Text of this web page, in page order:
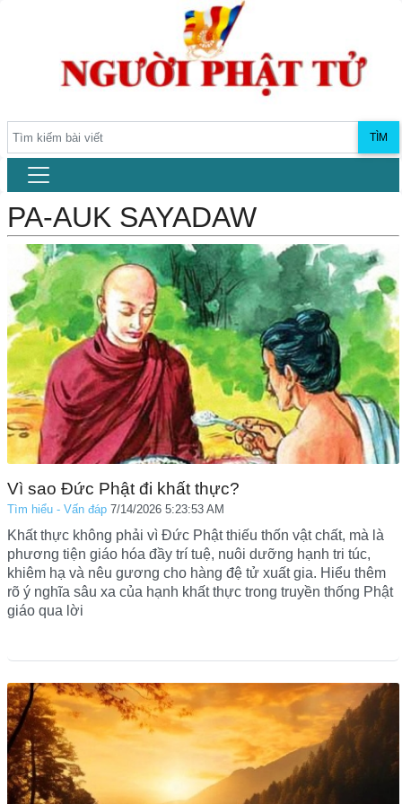
TÌM
PA-AUK SAYADAW
Vì sao Đức Phật đi khất thực?
Tìm hiểu - Vấn đáp 7/14/2026 5:23:53 AM
Khất thực không phải vì Đức Phật thiếu thốn vật chất, mà là
phương tiện giáo hóa đầy trí tuệ, nuôi dưỡng hạnh tri túc,
khiêm hạ và nêu gương cho hàng đệ tử xuất gia. Hiểu thêm
rõ ý nghĩa sâu xa của hạnh khất thực trong truyền thống Phật
giáo qua lời